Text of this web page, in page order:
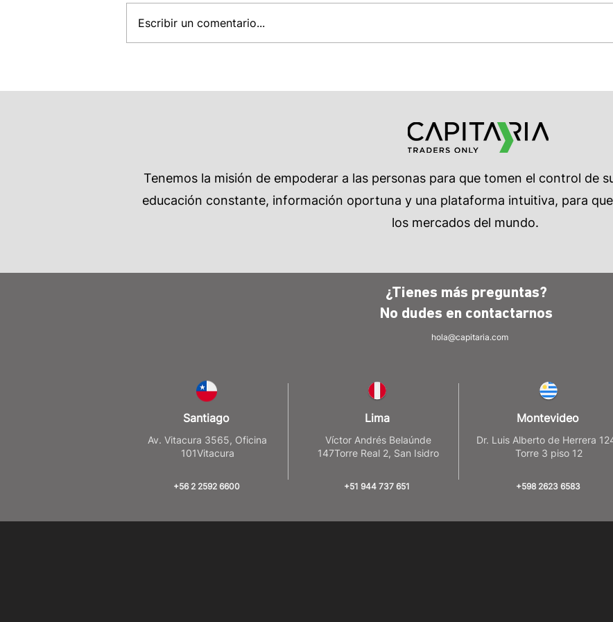
Escribir un comentario...
Tenemos la misión de empoderar a las personas para que tomen el control de
educación constante, información oportuna y una plataforma intuitiva, para
los mercados del mundo.
¿Tienes más preguntas?
No dudes en contactarnos
hola@capitaria.com
Santiago
Av. Vitacura 3565, Oficina
101Vitacura
+56 2 2592 6600
Lima
Víctor Andrés Belaúnde
147Torre Real 2, San Isidro
+51 944 737 651
Montevideo
Dr. Luis Alberto de Herrera
Torre 3 piso 12
+598 2623 6583